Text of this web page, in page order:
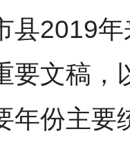
县2019
要文稿，
年份主要